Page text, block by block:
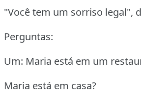
"Você tem um sorriso legal",
Perguntas:
Um: Maria está em um
Maria está em casa?